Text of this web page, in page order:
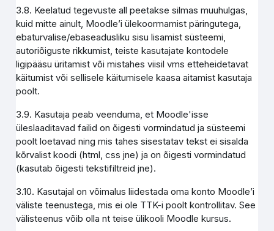
3.8. Keelatud tegevuste all peetakse silmas muuhulgas,
kuid mitte ainult, Moodle’i ülekoormamist päringutega,
ebaturvalise/ebaseadusliku sisu lisamist süsteemi,
autoriõiguste rikkumist, teiste kasutajate kontodele
ligipääsu üritamist või mistahes viisil vms etteheidetavat
käitumist või sellisele käitumisele kaasa aitamist kasutaja
poolt.
3.9. Kasutaja peab veenduma, et Moodle'isse
üleslaaditavad failid on õigesti vormindatud ja süsteemi
poolt loetavad ning mis tahes sisestatav tekst ei sisalda
kõrvalist koodi (html, css jne) ja on õigesti vormindatud
(kasutab õigesti tekstifiltreid jne).
3.10. Kasutajal on võimalus liidestada oma konto Moodle’i
väliste teenustega, mis ei ole TTK-i poolt kontrollitav. See
välisteenus võib olla nt teise ülikooli Moodle kursus.